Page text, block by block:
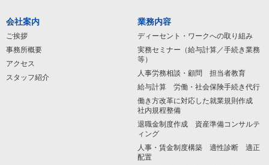
会社案内
ご挨拶
事務所概要
アクセス
スタッフ紹介
業務内容
ディーセント・ワークへの取り組み
実務セミナー（給与計算／手続き業務
等）
人事労務相談・顧問 担当者教育
給与計算 労働・社会保険手続き代行
働き方改革に対応した就業規則作成
社内規程整備
退職金制度作成 資産準備コンサルテ
ィング
人事・賃金制度構築 適性診断 適正
配置